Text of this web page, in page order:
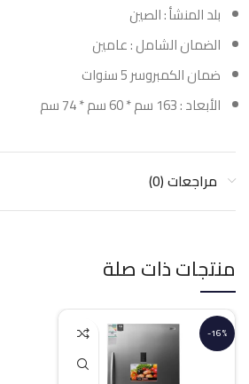
بلد المنشأ : الصين
الضمان الشامل : عامين
ضمان الكمبروسر 5 سنوات
الأبعاد : 163 سم * 60 سم * 74 سم
مراجعات (0)
منتجات ذات صلة
-16%